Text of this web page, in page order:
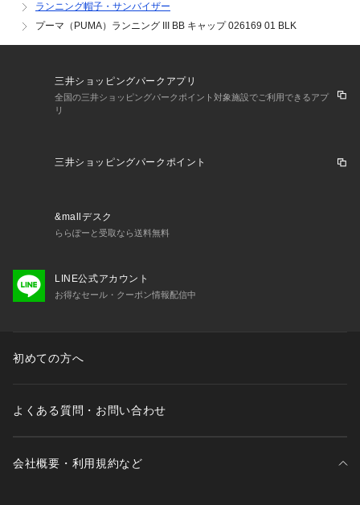
※一部商品において弊社カラー表記がメーカーカラー表記と異
なる場合があります。
※掲載の価格・製品のパッケージ・デザイン・仕様について、
予告なく変更することがあります。あらかじめご了承くださ
い。プーマ PUMA スーパースポーツゼビオ ゼビオ Super Spo
c2509 25fwrun 0509mpcpuma 26ss_clrs
ランニング帽子・サンバイザー
プーマ（PUMA）ランニング III BB キャップ 026169 01 BLK
三井ショッピングパークアプリ
全国の三井ショッピングパークポイント対象施設でご利用できるアプ
リ
三井ショッピングパークポイント
&mallデスク
ららぽーと受取なら送料無料
LINE公式アカウント
お得なセール・クーポン情報配信中
初めての方へ
よくある質問・お問い合わせ
会社概要・利用規約など